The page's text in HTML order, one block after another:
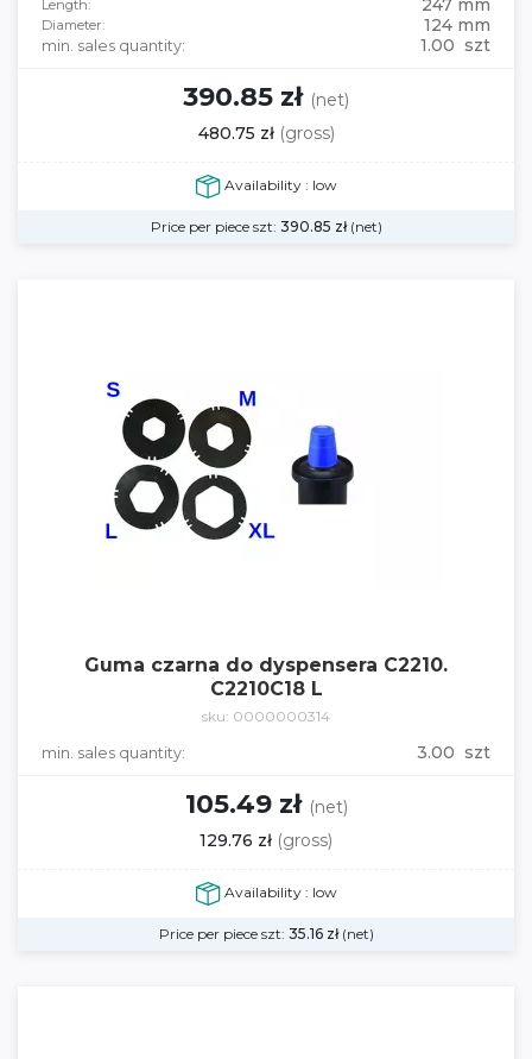
Length: 247 mm
Diameter: 124 mm
min. sales quantity: 1.00 szt
390.85 zł (net)
480.75 zł (gross)
Availability : low
Price per piece szt: 390.85 zł(net)
Guma czarna do dyspensera C2210.
C2210C18 L
sku: 0000000314
min. sales quantity: 3.00 szt
105.49 zł (net)
129.76 zł (gross)
Availability : low
Price per piece szt: 35.16 zł(net)